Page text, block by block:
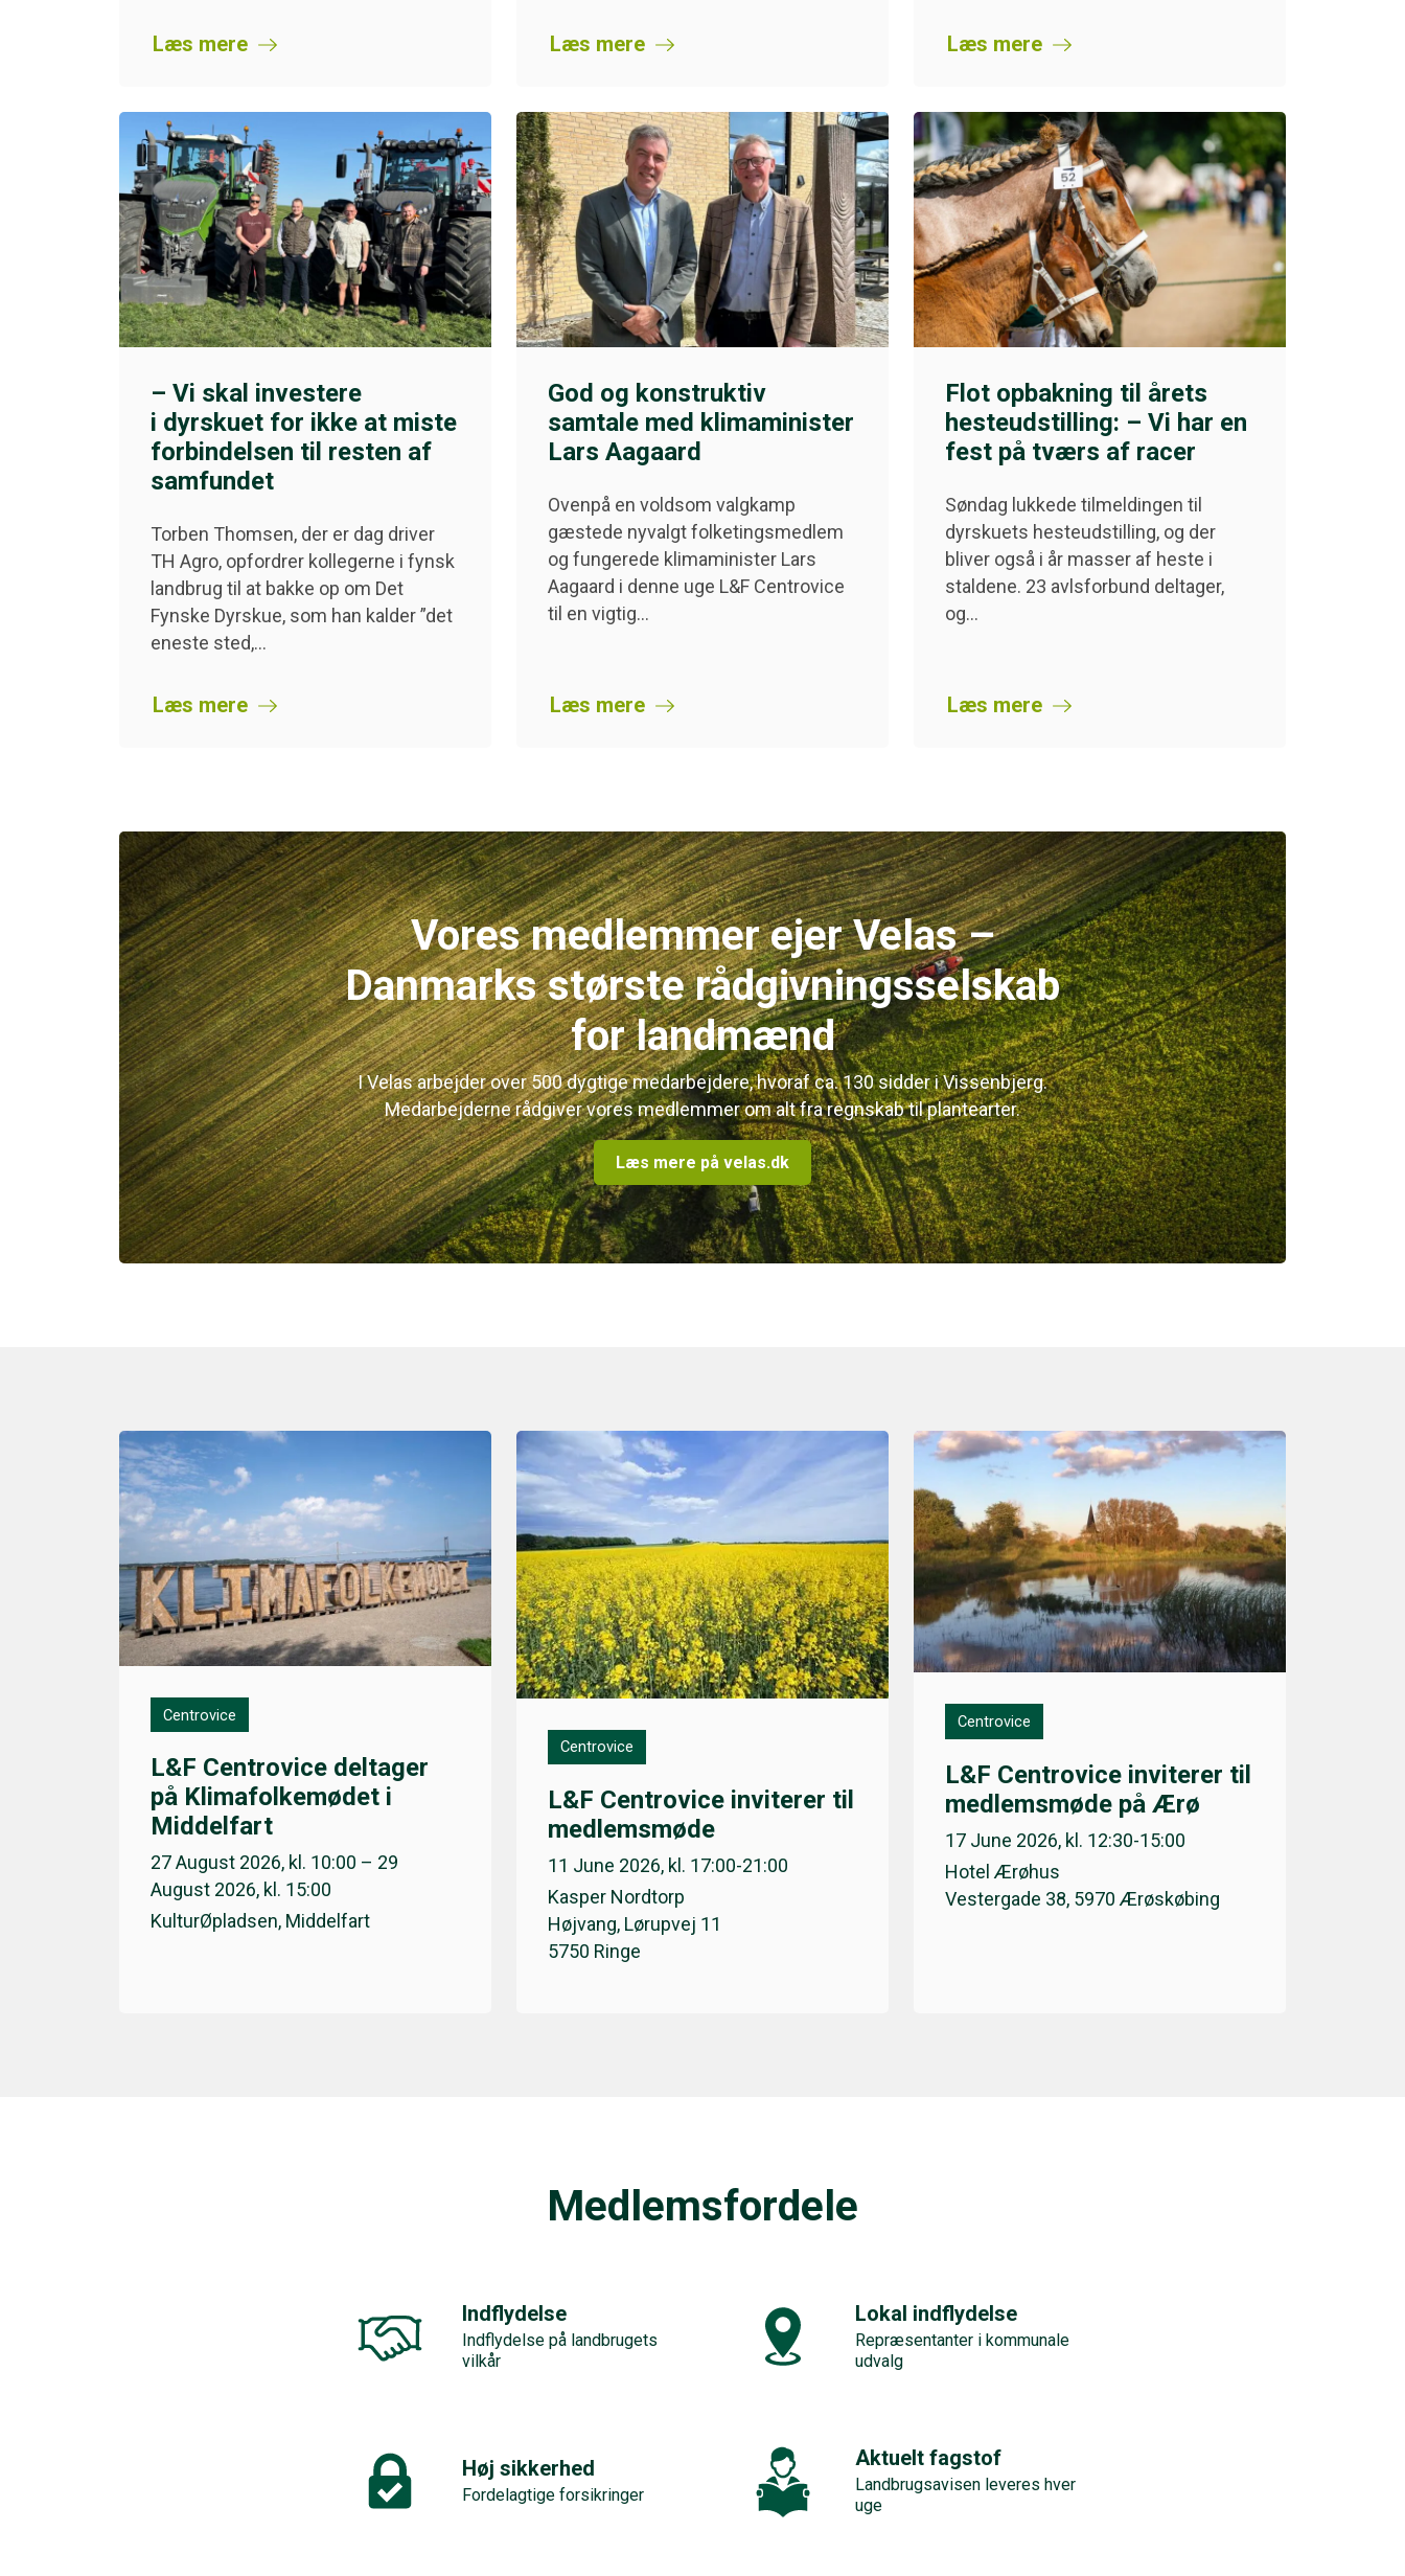
Læs mere Læs mere Læs mere
– Vi skal investere
i dyrskuet for ikke at miste
forbindelsen til resten af
samfundet
Torben Thomsen, der er dag driver
TH Agro, opfordrer kollegerne i fynsk
landbrug til at bakke op om Det
Fynske Dyrskue, som han kalder ”det
eneste sted,…
Læs mere
God og konstruktiv
samtale med klimaminister
Lars Aagaard
Ovenpå en voldsom valgkamp
gæstede nyvalgt folketingsmedlem
og fungerede klimaminister Lars
Aagaard i denne uge L&F Centrovice
til en vigtig…
Læs mere
Flot opbakning til årets
hesteudstilling: – Vi har en
fest på tværs af racer
Søndag lukkede tilmeldingen til
dyrskuets hesteudstilling, og der
bliver også i år masser af heste i
staldene. 23 avlsforbund deltager,
og…
Læs mere
Vores medlemmer ejer Velas –
Danmarks største rådgivningsselskab
for landmænd
I Velas arbejder over 500 dygtige medarbejdere, hvoraf ca. 130 sidder i Vissenbjerg.
Medarbejderne rådgiver vores medlemmer om alt fra regnskab til plantearter.
Læs mere på velas.dk
Centrovice
L&F Centrovice deltager
på Klimafolkemødet i
Middelfart
27 August 2026, kl. 10:00 – 29
August 2026, kl. 15:00
KulturØpladsen, Middelfart
Centrovice
L&F Centrovice inviterer til
medlemsmøde
11 June 2026, kl. 17:00-21:00
Kasper Nordtorp
Højvang, Lørupvej 11
5750 Ringe
Centrovice
L&F Centrovice inviterer til
medlemsmøde på Ærø
17 June 2026, kl. 12:30-15:00
Hotel Ærøhus
Vestergade 38, 5970 Ærøskøbing
Medlemsfordele
Indflydelse
Indflydelse på landbrugets
vilkår
Lokal indflydelse
Repræsentanter i kommunale
udvalg
Høj sikkerhed
Fordelagtige forsikringer
Aktuelt fagstof
Landbrugsavisen leveres hver
uge